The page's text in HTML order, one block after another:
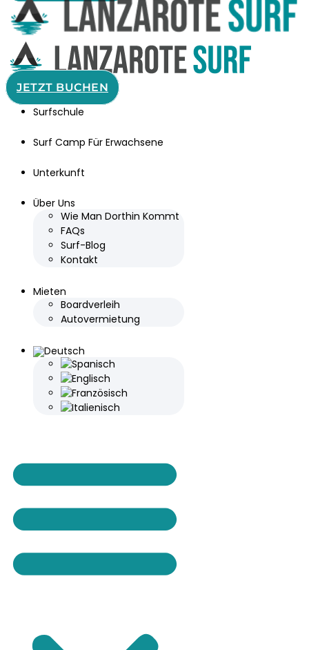
JETZT BUCHEN
Surfschule
Surf Camp Für Erwachsene
Unterkunft
Über Uns
Wie Man Dorthin Kommt
FAQs
Surf-Blog
Kontakt
Mieten
Boardverleih
Autovermietung